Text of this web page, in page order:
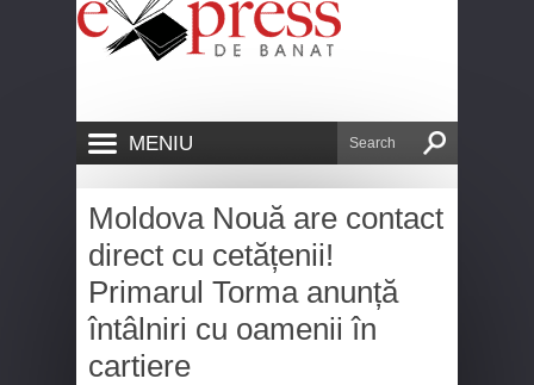
MENIU
Moldova Nouă are contact
direct cu cetățenii!
Primarul Torma anunță
întâlniri cu oamenii în
cartiere